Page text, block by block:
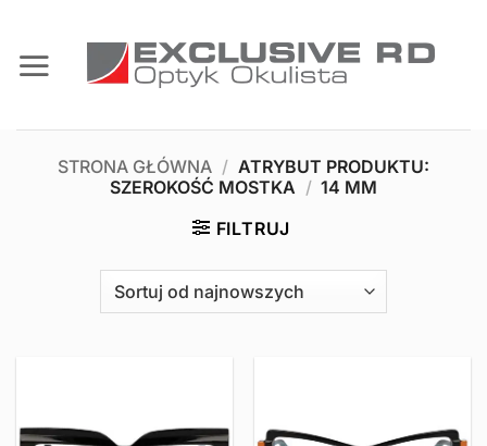
zawartości
STRONA GŁÓWNA / ATRYBUT PRODUKTU:
SZEROKOŚĆ MOSTKA / 14 MM
FILTRUJ